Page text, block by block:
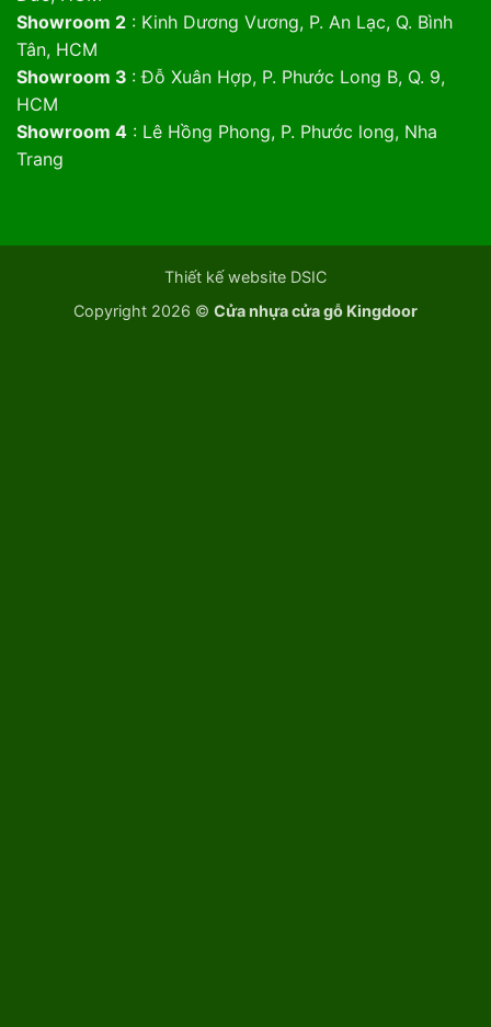
Showroom 2: Kinh Dương Vương, P. An Lạc, Q. Bình
Tân, HCM
Showroom 3 : Đỗ Xuân Hợp, P. Phước Long B, Q. 9,
HCM
Showroom 4: Lê Hồng Phong, P. Phước long, Nha
Trang
Thiết kế website DSIC
Copyright 2026 © Cửa nhựa cửa gỗ Kingdoor